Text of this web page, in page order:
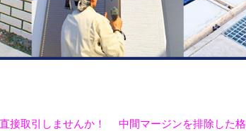
接取引しませんか！ 中間マージンを排除した格